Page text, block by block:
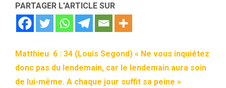
PARTAGER L'ARTICLE SUR
Matthieu 6 : 34 (Louis Segond) « Ne vous inquiétez
donc pas du lendemain, car le lendemain aura soin
de lui-même. A chaque jour suffit sa peine »